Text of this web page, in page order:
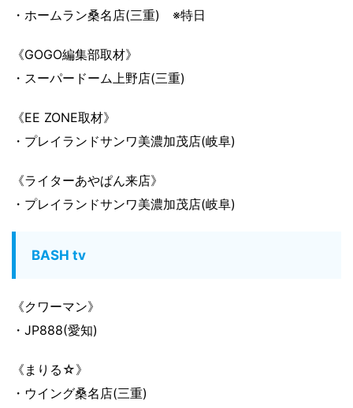
・ホームラン桑名店(三重) ※特日
《GOGO編集部取材》
・スーパードーム上野店(三重)
《EE ZONE取材》
・プレイランドサンワ美濃加茂店(岐阜)
《ライターあやぱん来店》
・プレイランドサンワ美濃加茂店(岐阜)
BASH tv
《クワーマン》
・JP888(愛知)
《まりる☆》
・ウイング桑名店(三重)